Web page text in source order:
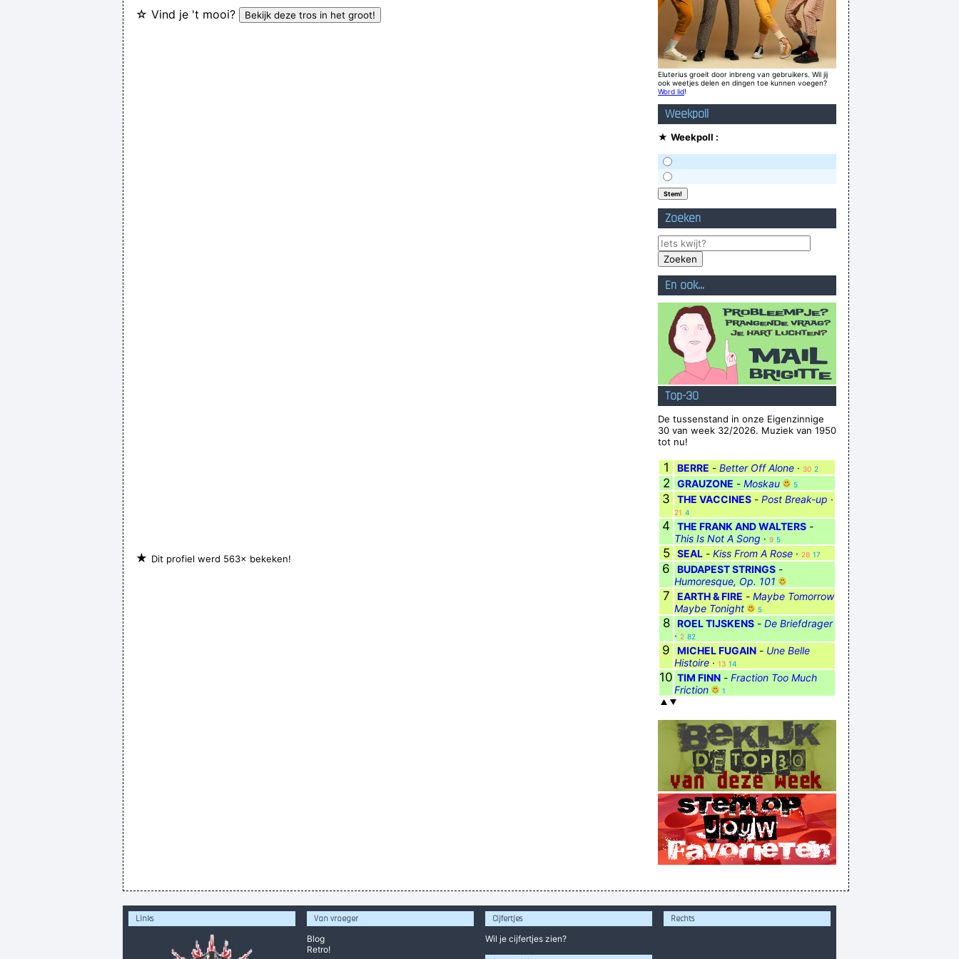
funny ~ Moby
☆ Vind je 't mooi?
★ Dit profiel werd 563× bekeken!
Eluterius groeit door inbreng van gebruikers. Wil jij
ook weetjes delen en dingen toe kunnen voegen?
Word lid!
Weekpoll
★ Weekpoll :
Zoeken
En ook...
Top-30
De tussenstand in onze Eigenzinnige
30 van week 32/2026. Muziek van 1950
tot nu!
1 BERRE - Better Off Alone · 30 2
2 GRAUZONE - Moskau 5
3 THE VACCINES - Post Break-up ·
21 4
4 THE FRANK AND WALTERS -
This Is Not A Song · 9 5
5 SEAL - Kiss From A Rose · 28 17
6 BUDAPEST STRINGS -
Humoresque, Op. 101
7 EARTH & FIRE - Maybe Tomorrow
Maybe Tonight
5
8 ROEL TIJSKENS - De Briefdrager
· 2 82
9 MICHEL FUGAIN - Une Belle
Histoire · 13 14
10 TIM FINN - Fraction Too Much
Friction
1
Links
Van vroeger
Blog
Retro!
Cijfertjes
Wil je cijfertjes zien?
Rechts